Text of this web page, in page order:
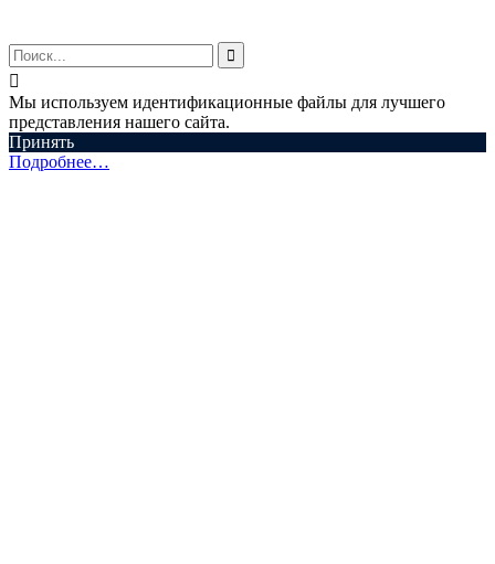


Мы используем идентификационные файлы для лучшего
представления нашего сайта.
Принять
Подробнее…